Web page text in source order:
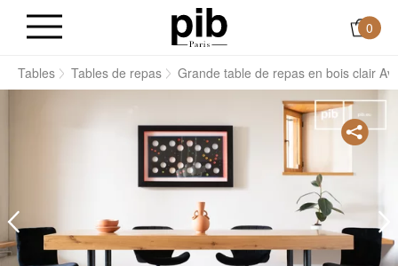
0
Tables Tables de repas Grande table de repas en bois clair